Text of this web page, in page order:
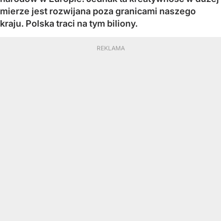
mierze jest rozwijana poza granicami naszego
kraju. Polska traci na tym biliony.